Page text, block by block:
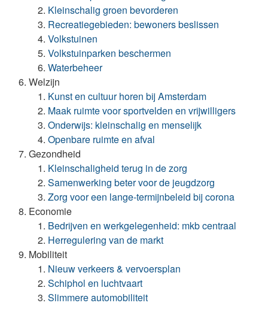
Kleinschalig groen bevorderen
Recreatiegebieden: bewoners beslissen
Volkstuinen
Volkstuinparken beschermen
Waterbeheer
Welzijn
Kunst en cultuur horen bij Amsterdam
Maak ruimte voor sportvelden en vrijwilligers
Onderwijs: kleinschalig en menselijk
Openbare ruimte en afval
Gezondheid
Kleinschaligheid terug in de zorg
Samenwerking beter voor de jeugdzorg
Zorg voor een lange-termijnbeleid bij corona
Economie
Bedrijven en werkgelegenheid: mkb centraal
Herregulering van de markt
Mobiliteit
Nieuw verkeers & vervoersplan
Schiphol en luchtvaart
Slimmere automobiliteit